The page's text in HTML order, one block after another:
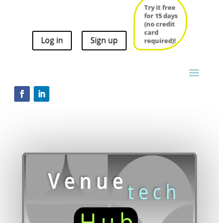
Log in Sign up
Try it free
for 15 days
(no credit
card
required)!
Log in Sign up
Try it free
for 15 days
(no credit
card
required)!